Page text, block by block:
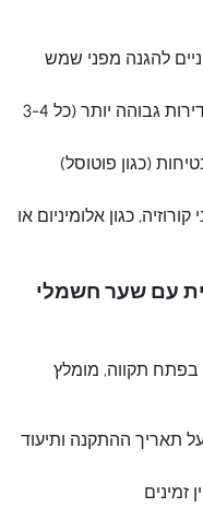
להגנה מפני שמש
לבצע שימון של חלקים נעים בתדירות גבוהה יותר (כל 3-4
(כגון פוטוסל)
כגון אלומיניום או
עם שער חשמלי
תקווה, מומלץ
תאריך ההתקנה ותיעוד
זמינים